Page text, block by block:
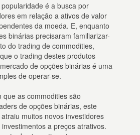
é a busca por
em relação a ativos de valor
da moeda. E, enquanto
binárias precisaram familiarizar-
do trading de commodities,
o trading destes produtos
de opções binárias é uma
de operar-se.
que as commodities são
de opções binárias, este
muitos novos investidores
a preços atrativos.